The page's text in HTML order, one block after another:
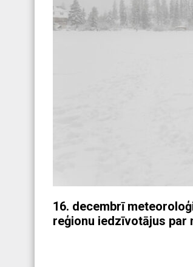
16. decembrī
reģionu iedzīvotājus par